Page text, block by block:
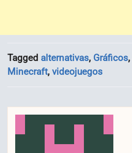
Tagged alternativas, Gráficos,
Minecraft, videojuegos